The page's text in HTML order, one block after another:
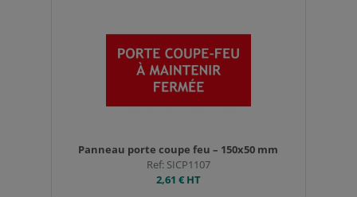
Panneau porte coupe feu – 150x50 mm
Ref: SICP1107
2,61 €HT